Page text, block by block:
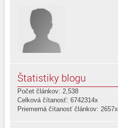
Štatistiky blogu
Počet článkov: 2,538
Celková čítanosť: 6742314x
Priemerná čítanosť článkov: 2657x